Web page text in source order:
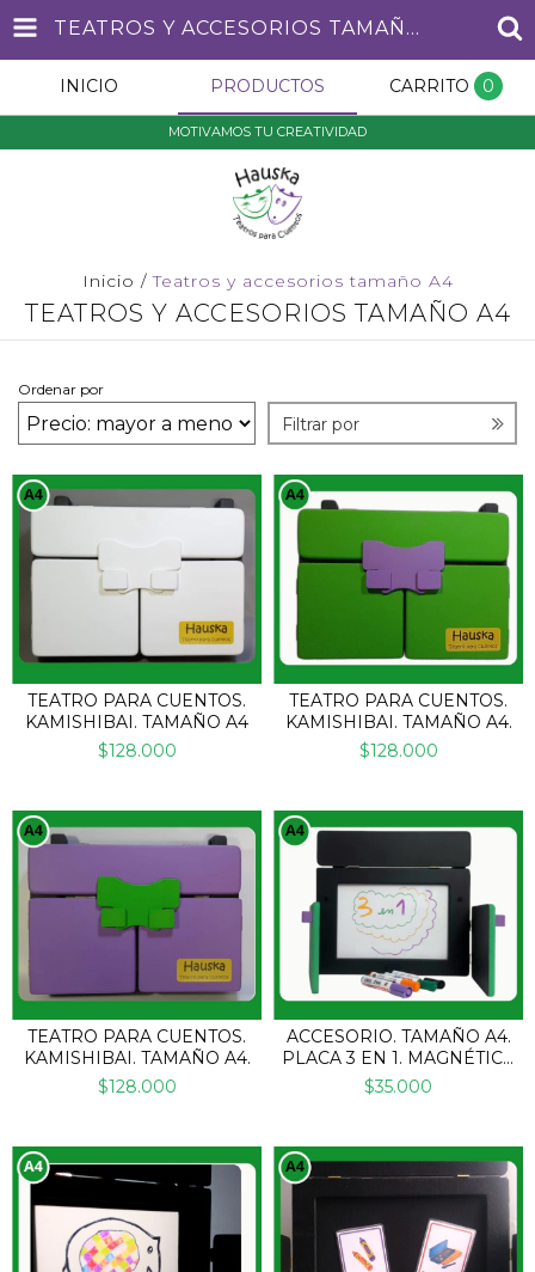
TEATROS Y ACCESORIOS TAMAÑO A4
INICIO PRODUCTOS CARRITO 0
MOTIVAMOS TU CREATIVIDAD
Inicio / Teatros y accesorios tamaño A4
TEATROS Y ACCESORIOS TAMAÑO A4
Ordenar por
Filtrar por
TEATRO PARA CUENTOS.
KAMISHIBAI. TAMAÑO A4
$128.000
TEATRO PARA CUENTOS.
KAMISHIBAI. TAMAÑO A4.
$128.000
TEATRO PARA CUENTOS.
KAMISHIBAI. TAMAÑO A4.
$128.000
ACCESORIO. TAMAÑO A4.
PLACA 3 EN 1. MAGNÉTICA
+ P/MARCADORES +
PIZARRA TIZA.
$35.000